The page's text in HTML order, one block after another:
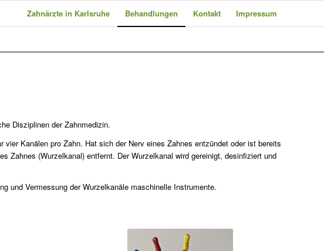
Zahnärzte in Karlsruhe Behandlungen Kontakt Impressum
Disziplinen der Zahnmedizin.
Kanälen pro Zahn. Hat sich der Nerv eines Zahnes entzündet oder ist bereits
Zahnes (Wurzelkanal) entfernt. Der Wurzelkanal wird gereinigt, desinfiziert und
und Vermessung der Wurzelkanäle maschinelle Instrumente.